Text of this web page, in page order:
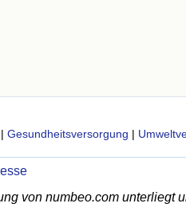
| Gesundheitsversorgung |
von numbeo.com unterliegt